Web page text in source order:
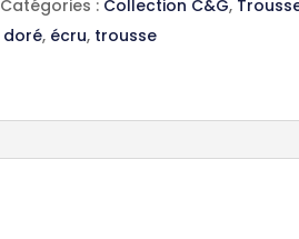
Catégories : Collection C&G,
doré, écru, trousse